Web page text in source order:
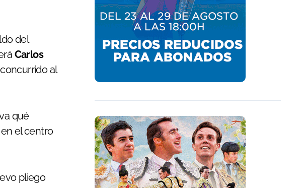
del
Carlos
al
qué
el centro
pliego